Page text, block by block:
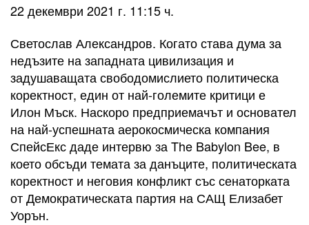
22 декември 2021 г. 11:15 ч.
Светослав Александров. Когато става дума за
недъзите на западната цивилизация и
задушаващата свободомислието политическа
коректност, един от най-големите критици е
Илон Мъск. Наскоро предприемачът и основател
на най-успешната аерокосмическа компания
СпейсЕкс даде интервю за The Babylon Bee, в
което обсъди темата за данъците, политическата
коректност и неговия конфликт със сенаторката
от Демократическата партия на САЩ Елизабет
Уорън.